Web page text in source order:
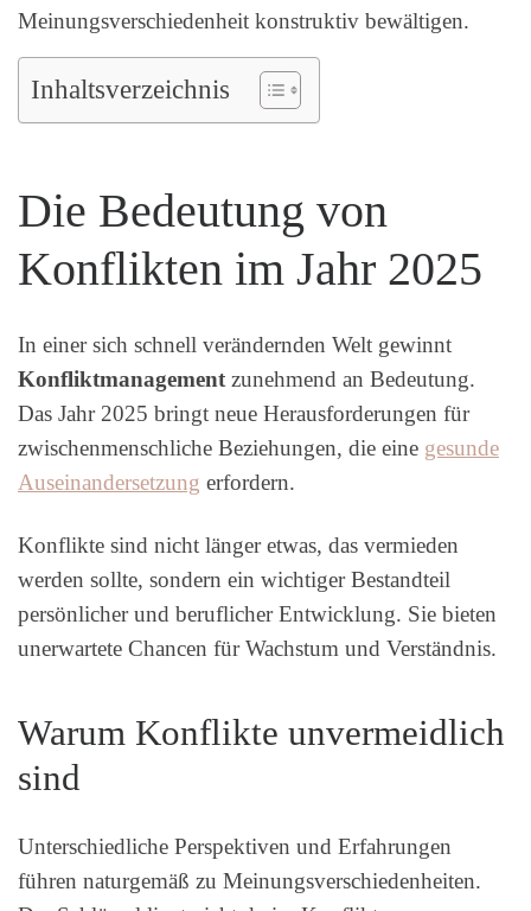
Meinungsverschiedenheit konstruktiv bewältigen.
Inhaltsverzeichnis
Die Bedeutung von
Konflikten im Jahr 2025
In einer sich schnell verändernden Welt gewinnt
Konfliktmanagement zunehmend an Bedeutung.
Das Jahr 2025 bringt neue Herausforderungen für
zwischenmenschliche Beziehungen, die eine gesunde
Auseinandersetzung erfordern.
Konflikte sind nicht länger etwas, das vermieden
werden sollte, sondern ein wichtiger Bestandteil
persönlicher und beruflicher Entwicklung. Sie bieten
unerwartete Chancen für Wachstum und Verständnis.
Warum Konflikte unvermeidlich
sind
Unterschiedliche Perspektiven und Erfahrungen
führen naturgemäß zu Meinungsverschiedenheiten.